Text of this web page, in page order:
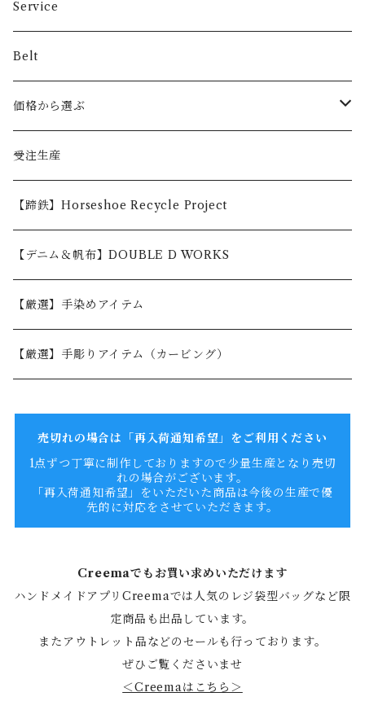
Service
Belt
価格から選ぶ
〜5,000円
5,001〜10,000円
10,001〜30,000円
30,001円〜
受注生産
【蹄鉄】Horseshoe Recycle Project
【デニム＆帆布】DOUBLE D WORKS
【厳選】手染めアイテム
【厳選】手彫りアイテム（カービング）
売切れの場合は「再入荷通知希望」をご利用ください
1点ずつ丁寧に制作しておりますので少量生産となり売切
れの場合がございます。
「再入荷通知希望」をいただいた商品は今後の生産で優
先的に対応をさせていただきます。
Creemaでもお買い求めいただけます
ハンドメイドアプリCreemaでは人気のレジ袋型バッグなど限
定商品も出品しています。
またアウトレット品などのセールも行っております。
ぜひご覧くださいませ
＜Creemaはこちら＞